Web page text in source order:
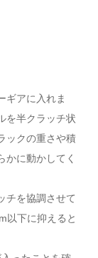
ギアに入れま
を半クラッチ状
ックの重さや積
かに動かしてく
チを協調させて
以下に抑えると